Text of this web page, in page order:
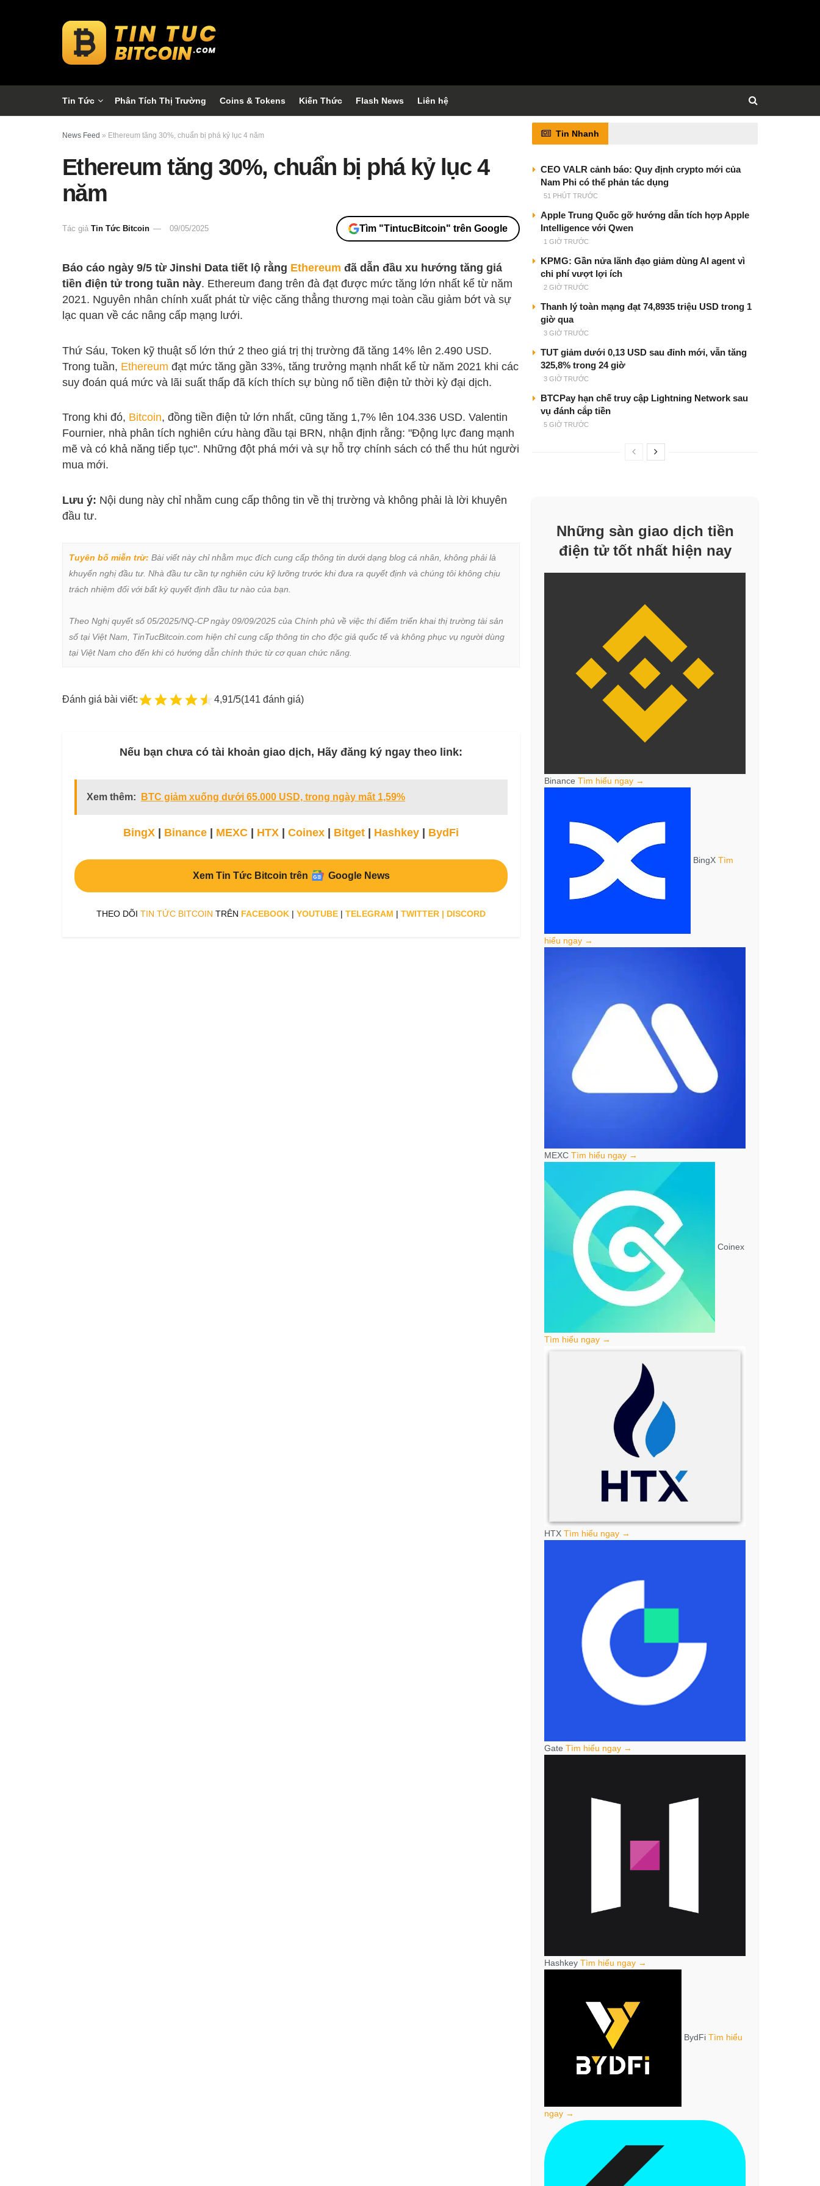
Tin Tức Phân Tích Thị Trường Coins & Tokens Kiến Thức Flash News Liên hệ
News Feed » Ethereum tăng 30%, chuẩn bị phá kỷ lục 4 năm
Ethereum tăng 30%, chuẩn bị phá kỷ lục 4
năm
Tác giả Tin Tức Bitcoin 09/05/2025 Tìm "TintucBitcoin" trên Google
Báo cáo ngày 9/5 từ Jinshi Data tiết lộ rằng Ethereum đã dẫn đầu xu hướng tăng giá
tiền điện tử trong tuần này. Ethereum đang trên đà đạt được mức tăng lớn nhất kể từ năm
2021. Nguyên nhân chính xuất phát từ việc căng thẳng thương mại toàn cầu giảm bớt và sự
lạc quan về các nâng cấp mạng lưới.
Thứ Sáu, Token kỹ thuật số lớn thứ 2 theo giá trị thị trường đã tăng 14% lên 2.490 USD.
Trong tuần, Ethereum đạt mức tăng gần 33%, tăng trưởng mạnh nhất kể từ năm 2021 khi các
suy đoán quá mức và lãi suất thấp đã kích thích sự bùng nổ tiền điện tử thời kỳ đại dịch.
Trong khi đó, Bitcoin, đồng tiền điện tử lớn nhất, cũng tăng 1,7% lên 104.336 USD. Valentin
Fournier, nhà phân tích nghiên cứu hàng đầu tại BRN, nhận định rằng: "Động lực đang mạnh
mẽ và có khả năng tiếp tục". Những đột phá mới và sự hỗ trợ chính sách có thể thu hút người
mua mới.
Lưu ý: Nội dung này chỉ nhằm cung cấp thông tin về thị trường và không phải là lời khuyên
đầu tư.
Tuyên bố miễn trừ: Bài viết này chỉ nhằm mục đích cung cấp thông tin dưới dạng blog cá nhân, không phải là
khuyến nghị đầu tư. Nhà đầu tư cần tự nghiên cứu kỹ lưỡng trước khi đưa ra quyết định và chúng tôi không chịu
trách nhiệm đối với bất kỳ quyết định đầu tư nào của bạn.
Theo Nghị quyết số 05/2025/NQ-CP ngày 09/09/2025 của Chính phủ về việc thí điểm triển khai thị trường tài sản
số tại Việt Nam, TinTucBitcoin.com hiện chỉ cung cấp thông tin cho độc giả quốc tế và không phục vụ người dùng
tại Việt Nam cho đến khi có hướng dẫn chính thức từ cơ quan chức năng.
Đánh giá bài viết: 4,91/5(141 đánh giá)
Nếu bạn chưa có tài khoản giao dịch, Hãy đăng ký ngay theo link:
Xem thêm: BTC giảm xuống dưới 65.000 USD, trong ngày mất 1,59%
BingX | Binance | MEXC | HTX | Coinex | Bitget | Hashkey | BydFi
Xem Tin Tức Bitcoin trên Google News
THEO DÕI TIN TỨC BITCOIN TRÊN FACEBOOK | YOUTUBE | TELEGRAM | TWITTER | DISCORD
Tin Nhanh
CEO VALR cảnh báo: Quy định crypto mới của
Nam Phi có thể phản tác dụng
51 PHÚT TRƯỚC
Apple Trung Quốc gỡ hướng dẫn tích hợp Apple
Intelligence với Qwen
1 GIỜ TRƯỚC
KPMG: Gần nửa lãnh đạo giảm dùng AI agent vì
chi phí vượt lợi ích
2 GIỜ TRƯỚC
Thanh lý toàn mạng đạt 74,8935 triệu USD trong 1
giờ qua
3 GIỜ TRƯỚC
TUT giảm dưới 0,13 USD sau đỉnh mới, vẫn tăng
325,8% trong 24 giờ
3 GIỜ TRƯỚC
BTCPay hạn chế truy cập Lightning Network sau
vụ đánh cắp tiền
5 GIỜ TRƯỚC
Những sàn giao dịch tiền
điện tử tốt nhất hiện nay
Binance Tìm hiểu ngay →
BingX Tìm
hiểu ngay →
MEXC Tìm hiểu ngay →
Coinex
Tìm hiểu ngay →
HTX Tìm hiểu ngay →
Gate Tìm hiểu ngay →
Hashkey Tìm hiểu ngay →
BydFi Tìm hiểu
ngay →